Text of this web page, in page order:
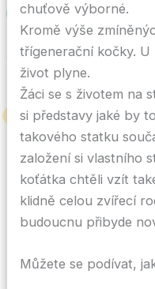
chuťově výborné.
Kromě výše
třígenerační kočky. U
život plyne.
Žáci se s životem na
si představy jaké by
takového statku
založení si vlastního
koťátka chtěli vzít
klidně celou zvířecí
budoucnu přibyde
Můžete se podívat,